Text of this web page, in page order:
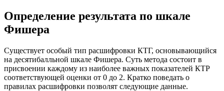
Определение результата по шкале
Фишера
Существует особый тип расшифровки КТГ, основывающийся
на десятибалльной шкале Фишера. Суть метода состоит в
присвоении каждому из наиболее важных показателей КТР
соответствующей оценки от 0 до 2. Кратко поведать о
правилах расшифровки позволят следующие данные.